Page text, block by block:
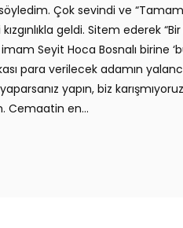
Çok sevindi ve
geldi. Sitem ederek
Seyit Hoca Bosnalı birine
para verilecek adamın
yapın, biz
Cemaatin en...